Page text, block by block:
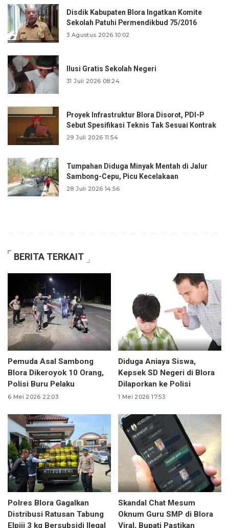
Disdik Kabupaten Blora Ingatkan Komite
Sekolah Patuhi Permendikbud 75/2016
3 Agustus 2026 10:02
Ilusi Gratis Sekolah Negeri
31 Juli 2026 08:24
Proyek Infrastruktur Blora Disorot, PDI-P
Sebut Spesifikasi Teknis Tak Sesuai Kontrak
29 Juli 2026 11:54
Tumpahan Diduga Minyak Mentah di Jalur
Sambong-Cepu, Picu Kecelakaan
28 Juli 2026 14:56
BERITA TERKAIT
Pemuda Asal Sambong
Blora Dikeroyok 10 Orang,
Polisi Buru Pelaku
6 Mei 2026 22:03
Diduga Aniaya Siswa,
Kepsek SD Negeri di Blora
Dilaporkan ke Polisi
1 Mei 2026 17:53
Polres Blora Gagalkan
Distribusi Ratusan Tabung
Elpiji 3 kg Bersubsidi Ilegal
Skandal Chat Mesum
Oknum Guru SMP di Blora
Viral, Bupati Pastikan